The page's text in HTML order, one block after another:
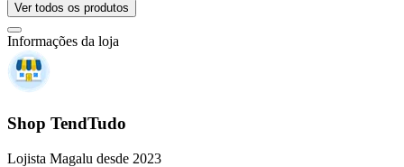
Ver todos os produtos
Informações da loja
Shop TendTudo
Lojista Magalu desde 2023